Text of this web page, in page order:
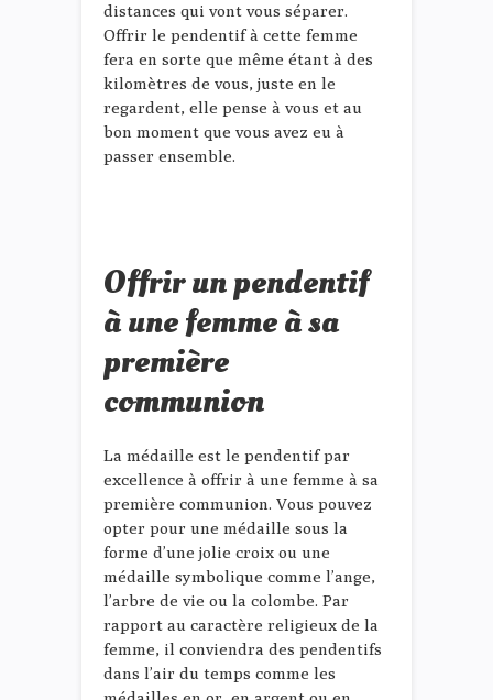
distances qui vont vous séparer.
Offrir le pendentif à cette femme
fera en sorte que même étant à des
kilomètres de vous, juste en le
regardent, elle pense à vous et au
bon moment que vous avez eu à
passer ensemble.
Offrir un pendentif
à une femme à sa
première
communion
La médaille est le pendentif par
excellence à offrir à une femme à sa
première communion. Vous pouvez
opter pour une médaille sous la
forme d’une jolie croix ou une
médaille symbolique comme l’ange,
l’arbre de vie ou la colombe. Par
rapport au caractère religieux de la
femme, il conviendra des pendentifs
dans l’air du temps comme les